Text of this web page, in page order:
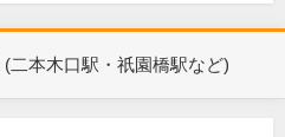
(二本木口駅・祇園橋駅など)